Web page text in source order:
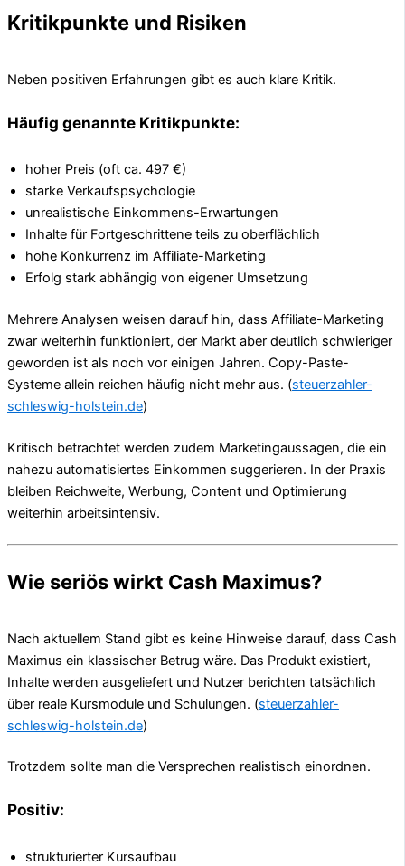
Kritikpunkte und Risiken
Neben positiven Erfahrungen gibt es auch klare Kritik.
Häufig genannte Kritikpunkte:
hoher Preis (oft ca. 497 €)
starke Verkaufspsychologie
unrealistische Einkommens-Erwartungen
Inhalte für Fortgeschrittene teils zu oberflächlich
hohe Konkurrenz im Affiliate-Marketing
Erfolg stark abhängig von eigener Umsetzung
Mehrere Analysen weisen darauf hin, dass Affiliate-Marketing
zwar weiterhin funktioniert, der Markt aber deutlich schwieriger
geworden ist als noch vor einigen Jahren. Copy-Paste-
Systeme allein reichen häufig nicht mehr aus. (steuerzahler-
schleswig-holstein.de)
Kritisch betrachtet werden zudem Marketingaussagen, die ein
nahezu automatisiertes Einkommen suggerieren. In der Praxis
bleiben Reichweite, Werbung, Content und Optimierung
weiterhin arbeitsintensiv.
Wie seriös wirkt Cash Maximus?
Nach aktuellem Stand gibt es keine Hinweise darauf, dass Cash
Maximus ein klassischer Betrug wäre. Das Produkt existiert,
Inhalte werden ausgeliefert und Nutzer berichten tatsächlich
über reale Kursmodule und Schulungen. (steuerzahler-
schleswig-holstein.de)
Trotzdem sollte man die Versprechen realistisch einordnen.
Positiv:
strukturierter Kursaufbau